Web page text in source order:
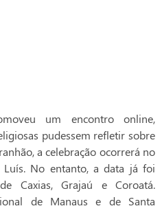
um encontro online,
pudessem refletir sobre
a celebração ocorrerá no
No entanto, a data já foi
Caxias, Grajaú e Coroatá.
de Manaus e de Santa